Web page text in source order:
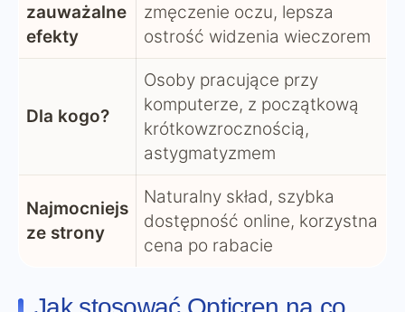
zauważalne
efekty
zmęczenie oczu, lepsza
ostrość widzenia wieczorem
Dla kogo?
Osoby pracujące przy
komputerze, z początkową
krótkowzrocznością,
astygmatyzmem
Najmocniejs
ze strony
Naturalny skład, szybka
dostępność online, korzystna
cena po rabacie